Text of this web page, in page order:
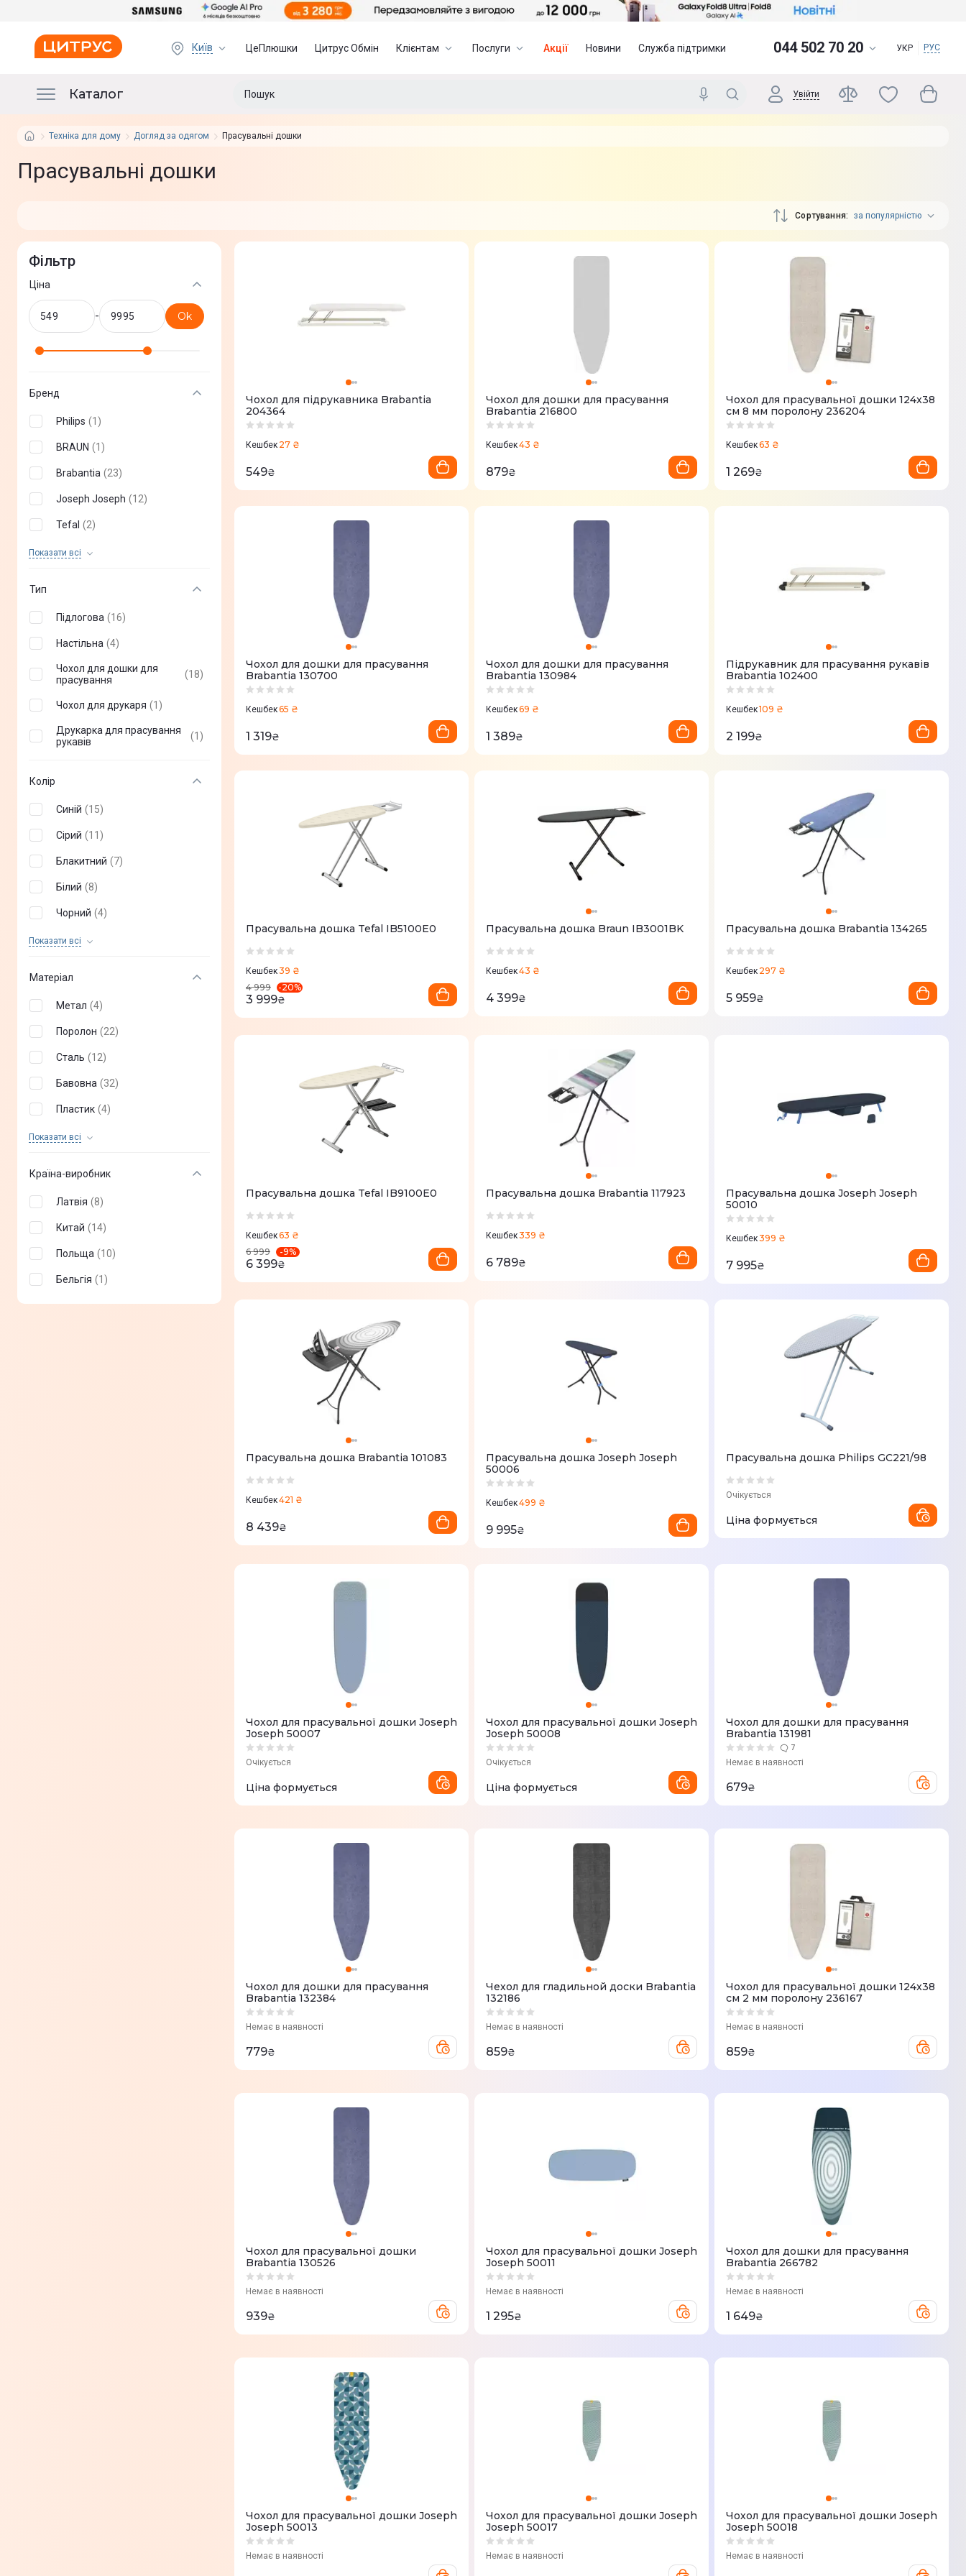
Київ ЦеПлюшки Цитрус Обмін Клієнтам Послуги Акції Новини Служба підтримки 044 502 70 20 УКР РУС
Каталог Увійти
Техніка для дому Догляд за одягом Прасувальні дошки
Прасувальні дошки
Сортування за популярністю
Фільтр
Ціна
- Ok
Бренд
Philips (1 )
BRAUN (1 )
Brabantia (23)
Joseph Joseph (12)
Tefal (2)
Показати всi
Kärcher
Тип
Підлогова (16)
Настільна (4)
Чохол для дошки для
прасування
(18)
Чохол для друкаря (1 )
Друкарка для прасування
рукавів
(1 )
Колір
Синій (15)
Сірий (11 )
Блакитний (7)
Білий (8)
Чорний (4)
Показати всi
Бежевий
Матеріал
Метал (4)
Поролон (22)
Сталь (12)
Бавовна (32)
Пластик (4)
Показати всi
Силікон
Країна-виробник
Латвія (8)
Китай (14)
Польща (10)
Бельгія (1 )
Чохол для підрукавника Brabantia
204364
Кешбек 27 ₴
549₴
Чохол для дошки для прасування
Brabantia 216800
Кешбек43 ₴
879₴
Чохол для прасувальної дошки 124x38
см 8 мм поролону 236204
Кешбек63 ₴
1 269₴
Чохол для дошки для прасування
Brabantia 130700
Кешбек65 ₴
1 319₴
Чохол для дошки для прасування
Brabantia 130984
Кешбек69 ₴
1 389₴
Підрукавник для прасування рукавів
Brabantia 102400
Кешбек109 ₴
2 199₴
Прасувальна дошка Tefal IB5100E0
Кешбек39 ₴
4 999
-20%
3 999₴
Прасувальна дошка Braun IB3001BK
Кешбек43 ₴
4 399₴
Прасувальна дошка Brabantia 134265
Кешбек 297 ₴
5 959₴
Прасувальна дошка Tefal IB9100E0
Кешбек63 ₴
6 999
-9%
6 399₴
Прасувальна дошка Brabantia 117923
Кешбек339 ₴
6 789₴
Прасувальна дошка Joseph Joseph
50010
Кешбек399 ₴
7 995₴
Прасувальна дошка Brabantia 101083
Кешбек421 ₴
8 439₴
Прасувальна дошка Joseph Joseph
50006
Кешбек499 ₴
9 995₴
Прасувальна дошка Philips GC221/98
Очікується
Ціна формується
Чохол для прасувальної дошки Joseph
Joseph 50007
Очікується
Ціна формується
Чохол для прасувальної дошки Joseph
Joseph 50008
Очікується
Ціна формується
Чохол для дошки для прасування
Brabantia 131981
7
Немає в наявності
679₴
Чохол для дошки для прасування
Brabantia 132384
Немає в наявності
779₴
Чехол для гладильной доски Brabantia
132186
Немає в наявності
859₴
Чохол для прасувальної дошки 124x38
см 2 мм поролону 236167
Немає в наявності
859₴
Чохол для прасувальної дошки
Brabantia 130526
Немає в наявності
939₴
Чохол для прасувальної дошки Joseph
Joseph 50011
Немає в наявності
1 295₴
Чохол для дошки для прасування
Brabantia 266782
Немає в наявності
1 649₴
Чохол для прасувальної дошки Joseph
Joseph 50013
Немає в наявності
Чохол для прасувальної дошки Joseph
Joseph 50017
Немає в наявності
Чохол для прасувальної дошки Joseph
Joseph 50018
Немає в наявності